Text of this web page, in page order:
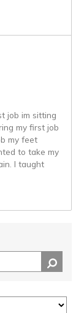
job im sitting
my first job
my feet
to take my
I taught